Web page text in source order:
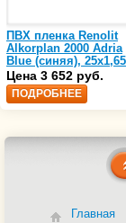
ПВХ пленка Renolit
Alkorplan 2000 Adria
Blue (синяя), 25х1,65
(35216203)
Цена 3 652 руб.
ПОДРОБНЕЕ
Главная